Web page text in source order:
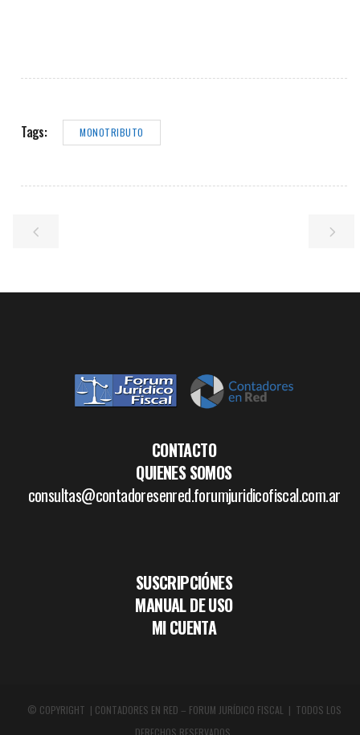
Tags: MONOTRIBUTO
CONTACTO
QUIENES SOMOS
consultas@contadoresenred.forumjuridicofiscal.com.ar
SUSCRIPCIÓNES
MANUAL DE USO
MI CUENTA
© COPYRIGHT | CONTADORES EN RED – FORUM JURÍDICO FISCAL | TODOS LOS
DERECHOS RESERVADOS.